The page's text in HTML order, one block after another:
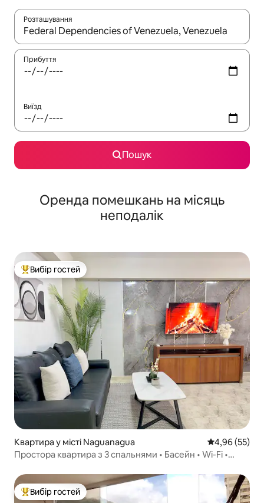
Розташування
Отримавши результати пошуку, використовуйте для
Прибуття
Виїзд
Пошук
Оренда помешкань на місяць
неподалік
Топ вибір гостей
Вибір гостей
Квартира у місті Naguanagua Середня
4,96 (55)
Простора квартира з 3 спальнями • Басейн • Wi-Fi •
Топ вибір гостей
Вибір гостей